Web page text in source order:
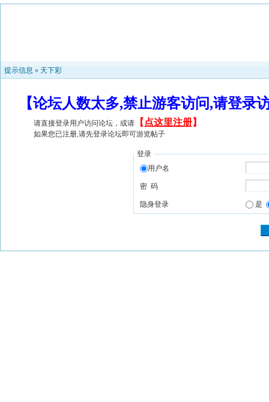
提示信息 » 天下彩
【论坛人数太多,禁止游客访问,请登
请直接登录用户访问论坛，或请 【 点这里注册】
如果您已注册,请先登录论坛即可游览帖子
登录
用户名
密 码
隐身登录 是